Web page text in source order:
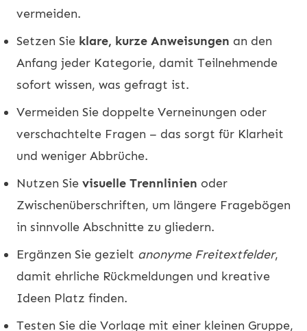
vermeiden.
Setzen Sie klare, kurze Anweisungen an den
Anfang jeder Kategorie, damit Teilnehmende
sofort wissen, was gefragt ist.
Vermeiden Sie doppelte Verneinungen oder
verschachtelte Fragen – das sorgt für Klarheit
und weniger Abbrüche.
Nutzen Sie visuelle Trennlinien oder
Zwischenüberschriften, um längere Fragebögen
in sinnvolle Abschnitte zu gliedern.
Ergänzen Sie gezielt anonyme Freitextfelder,
damit ehrliche Rückmeldungen und kreative
Ideen Platz finden.
Testen Sie die Vorlage mit einer kleinen Gruppe,